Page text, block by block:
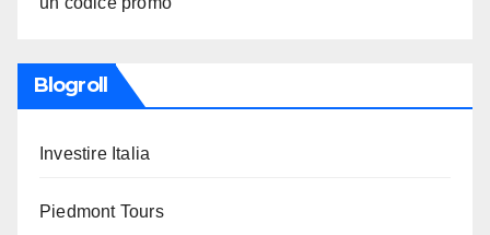
Blogroll
Investire Italia
Piedmont Tours